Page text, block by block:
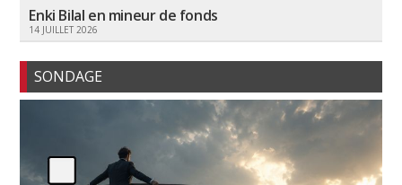
Enki Bilal en mineur de fonds
14 JUILLET 2026
SONDAGE